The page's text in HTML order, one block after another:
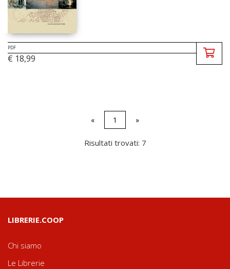
PDF
€ 18,99
« 1 »
Risultati trovati: 7
LIBRERIE.COOP
Chi siamo
Le Librerie